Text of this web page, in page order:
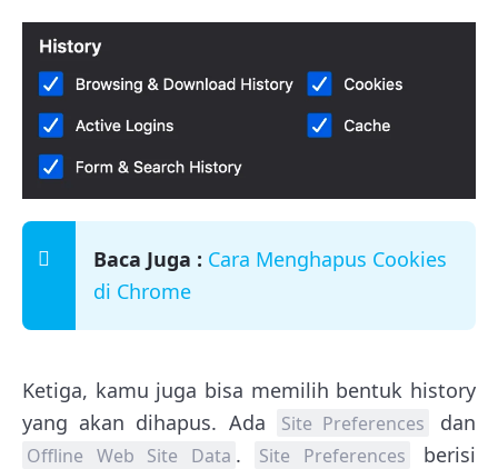
Baca Juga : Cara Menghapus Cookies
di Chrome
Ketiga, kamu juga bisa memilih bentuk history
yang akan dihapus. Ada
Site Preferences dan
Offline Web Site Data . Site Preferences
berisi